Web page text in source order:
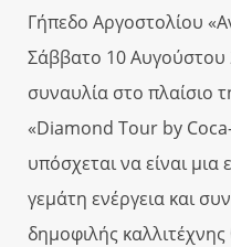
Γήπεδο Αργοστολίου
Σάββατο 10 Αυγούστου
συναυλία στο πλαίσιο
«Diamond Tour by
υπόσχεται να είναι μια
γεμάτη ενέργεια και
δημοφιλής καλλιτέχνης